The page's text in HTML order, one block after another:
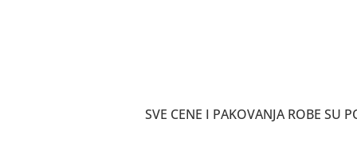
SVE CENE I PAKOVANJA ROBE SU